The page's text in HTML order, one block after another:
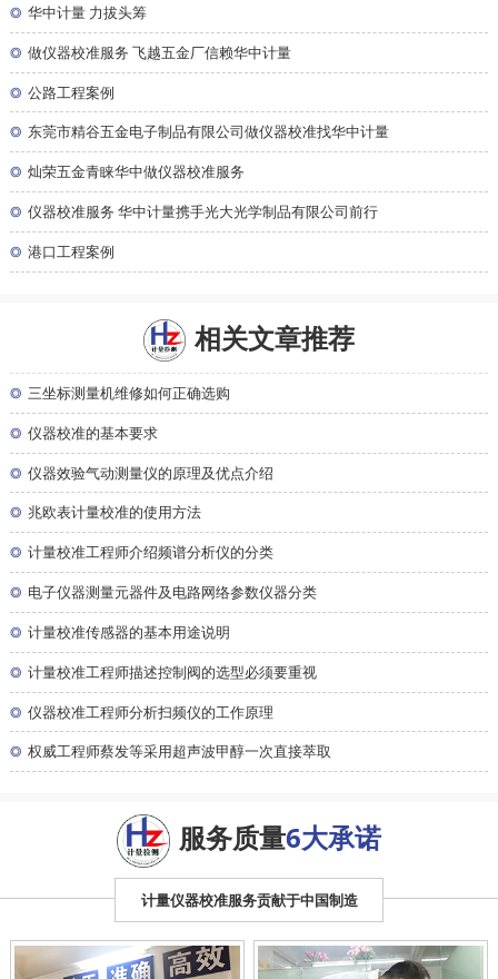
◎ 华中计量 力拔头筹
◎ 做仪器校准服务 飞越五金厂信赖华中计量
◎ 公路工程案例
◎ 东莞市精谷五金电子制品有限公司做仪器校准找华中计量
◎ 灿荣五金青睐华中做仪器校准服务
◎ 仪器校准服务 华中计量携手光大光学制品有限公司前行
◎ 港口工程案例
相关文章推荐
◎ 三坐标测量机维修如何正确选购
◎ 仪器校准的基本要求
◎ 仪器效验气动测量仪的原理及优点介绍
◎ 兆欧表计量校准的使用方法
◎ 计量校准工程师介绍频谱分析仪的分类
◎ 电子仪器测量元器件及电路网络参数仪器分类
◎ 计量校准传感器的基本用途说明
◎ 计量校准工程师描述控制阀的选型必须要重视
◎ 仪器校准工程师分析扫频仪的工作原理
◎ 权威工程师蔡发等采用超声波甲醇一次直接萃取
服务质量6大承诺
计量仪器校准服务贡献于中国制造